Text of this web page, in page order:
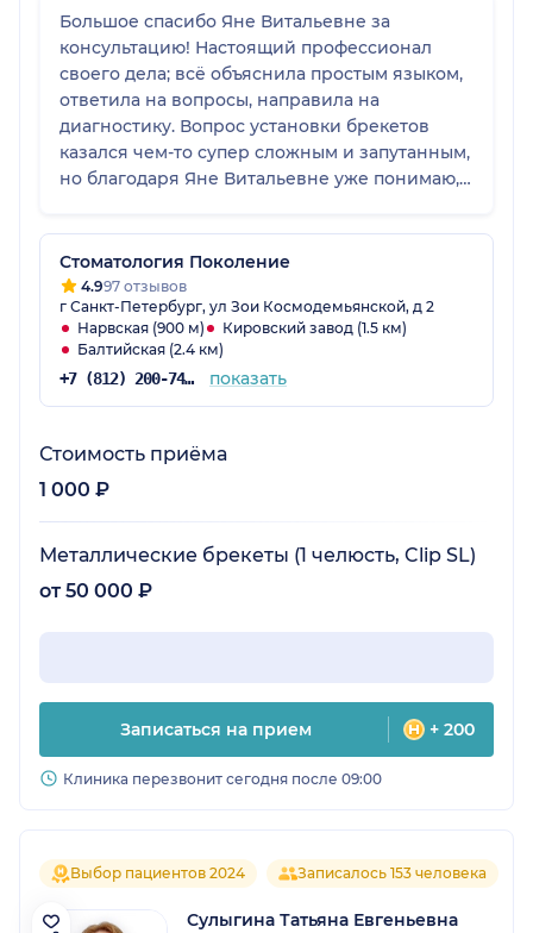
Большое спасибо Яне Витальевне за
консультацию! Настоящий профессионал
своего дела; всё объяснила простым языком,
ответила на вопросы, направила на
диагностику. Вопрос установки брекетов
казался чем-то супер сложным и запутанным,
но благодаря Яне Витальевне уже понимаю,
профессионализм и доброжелательные
отношение!
Стоматология Поколение
4.997 отзывов
г Санкт-Петербург, ул Зои Космодемьянской, д 2
Нарвская (900 м)
Кировский завод (1.5 км)
Балтийская (2.4 км)
+7 (812) 200-74-82 показать
Стоимость приёма
1 000 ₽
Металлические брекеты (1 челюсть, Clip SL)
от 50 000 ₽
Записаться на прием + 200
Клиника перезвонит сегодня после 09:00
Выбор пациентов 2024 Записалось 153 человека
Сулыгина Татьяна Евгеньевна